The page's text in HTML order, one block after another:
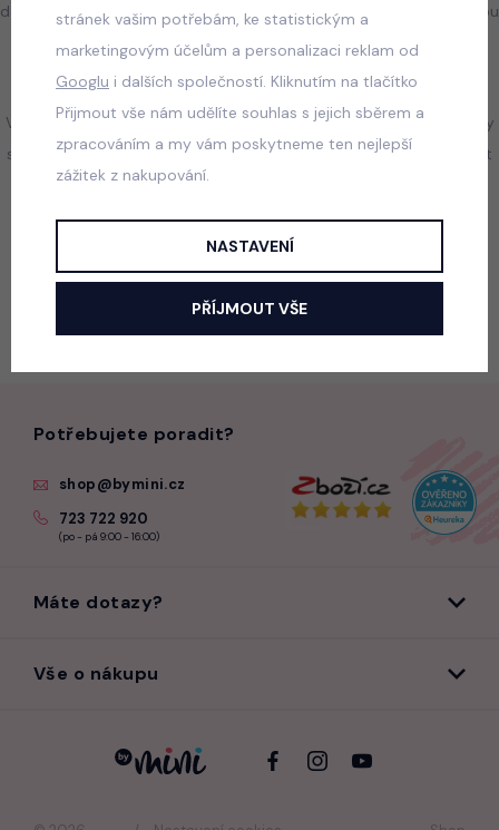
doporučeně přes Českou poštu (nezasílejte kurýrem ani Zásilkovnou
- máme špatné zkušenosti s doručováním a riskujete, že se balík
ztratí).
Vrácení peněžních prostředků proběhne do 14dnů od přijetí zásilky
stejnou formou jakou byla objednávka uhrazena (na bankovní účet
nebo na kreditní kartu).
FORMULÁŘ PRO ODSTOUPENÍ OD KUPNÍ SMLOUVY
Potřebujete poradit?
shop@bymini.cz
723 722 920
(po - pá 9:00 - 16:00)
Máte dotazy?
Vše o nákupu
stránek vašim potřebám, ke statistickým a
marketingovým účelům a personalizaci reklam od
Googlu i dalších společností. Kliknutím na tlačítko
Přijmout vše nám udělíte souhlas s jejich sběrem a
zpracováním a my vám poskytneme ten nejlepší
zážitek z nakupování.
NASTAVENÍ
PŘÍJMOUT VŠE